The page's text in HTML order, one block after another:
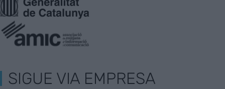
SIGUE VIA EMPRESA